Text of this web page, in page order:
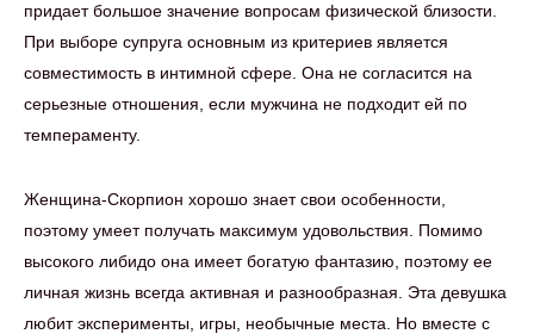
придает большое значение вопросам физической близости.
При выборе супруга основным из критериев является
совместимость в интимной сфере. Она не согласится на
серьезные отношения, если мужчина не подходит ей по
темпераменту.
Женщина-Скорпион хорошо знает свои особенности,
поэтому умеет получать максимум удовольствия. Помимо
высокого либидо она имеет богатую фантазию, поэтому ее
личная жизнь всегда активная и разнообразная. Эта девушка
любит эксперименты, игры, необычные места. Но вместе с